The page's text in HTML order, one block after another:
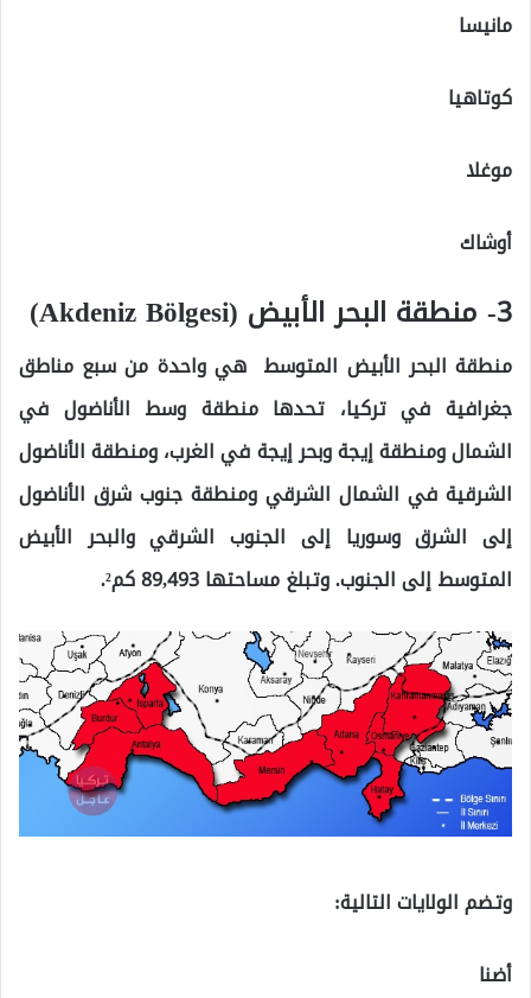
مانيسا
كوتاهيا
موغلا
أوشاك
3- منطقة البحر الأبيض (Akdeniz Bölgesi)
منطقة البحر الأبيض المتوسط ‏ هي واحدة من سبع مناطق
جغرافية في تركيا، تحدها منطقة وسط الأناضول في
الشمال ومنطقة إيجة وبحر إيجة في الغرب، ومنطقة الأناضول
الشرقية في الشمال الشرقي ومنطقة جنوب شرق الأناضول
إلى الشرق وسوريا إلى الجنوب الشرقي والبحر الأبيض
المتوسط إلى الجنوب. وتبلغ مساحتها 89,493 كم².
وتضم الولايات التالية:
أضنا